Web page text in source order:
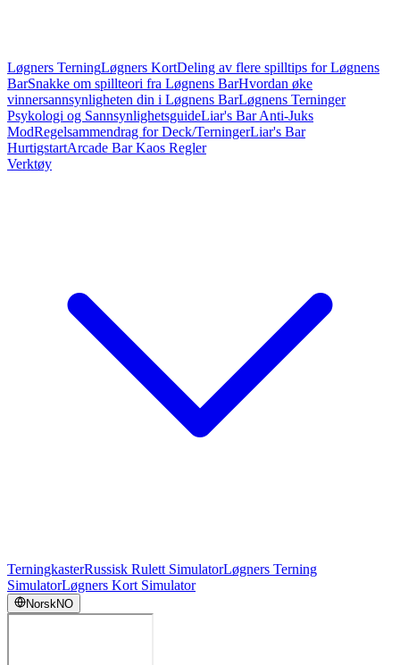
Løgners TerningLøgners KortDeling av flere spilltips for Løgnens
BarSnakke om spillteori fra Løgnens BarHvordan øke
vinnersannsynligheten din i Løgnens BarLøgnens Terninger
Psykologi og SannsynlighetsguideLiar's Bar Anti-Juks
ModRegelsammendrag for Deck/TerningerLiar's Bar
HurtigstartArcade Bar Kaos Regler
Verktøy
TerningkasterRussisk Rulett SimulatorLøgners Terning
SimulatorLøgners Kort Simulator
NorskNO